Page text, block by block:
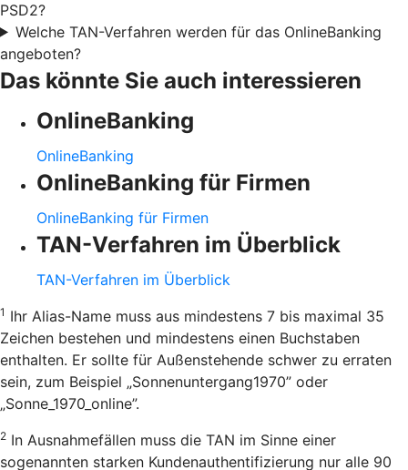
PSD2?
Welche TAN-Verfahren werden für das OnlineBanking
angeboten?
Das könnte Sie auch interessieren
OnlineBanking
OnlineBanking
OnlineBanking für Firmen
OnlineBanking für Firmen
TAN-Verfahren im Überblick
TAN-Verfahren im Überblick
1 Ihr Alias-Name muss aus mindestens 7 bis maximal 35
Zeichen bestehen und mindestens einen Buchstaben
enthalten. Er sollte für Außenstehende schwer zu erraten
sein, zum Beispiel „Sonnenuntergang1970” oder
„Sonne_1970_online”.
2 In Ausnahmefällen muss die TAN im Sinne einer
sogenannten starken Kundenauthentifizierung nur alle 90